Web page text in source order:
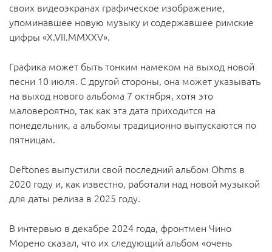
своих видеоэкранах графическое изображение,
упоминавшее новую музыку и содержавшее римские
цифры «X.VII.MMXXV».
Графика может быть тонким намеком на выход новой
песни 10 июля. С другой стороны, она может указывать
на выход нового альбома 7 октября, хотя это
маловероятно, так как эта дата приходится на
понедельник, а альбомы традиционно выпускаются по
пятницам.
Deftones выпустили свой последний альбом Ohms в
2020 году и, как известно, работали над новой музыкой
для даты релиза в 2025 году.
В интервью в декабре 2024 года, фронтмен Чино
Морено сказал, что их следующий альбом «очень